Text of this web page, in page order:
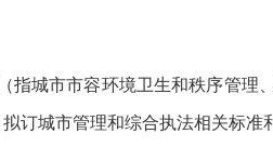
城市市容环境卫生和秩序管理
订城市管理和综合执法相关标